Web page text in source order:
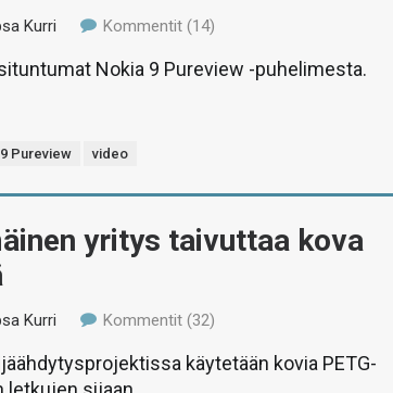
Kurri Kommentit (14)
Nokia 9 Pureview -puhelimesta.
Pureview video
yritys taivuttaa kova
Kurri Kommentit (32)
käytetään kovia PETG-